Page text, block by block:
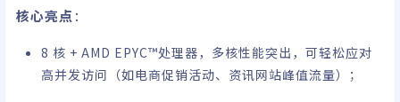
核心亮点 ：
8 核 + AMD EPYC™处理器，多核性能突出，可轻松应对
高并发访问（如电商促销活动、资讯网站峰值流量）；